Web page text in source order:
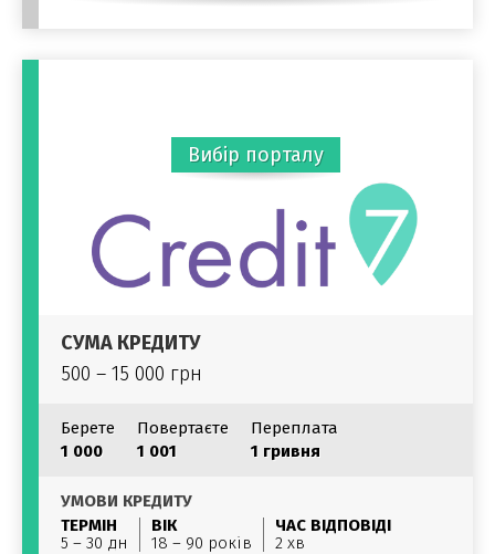
Вибір порталу
СУМА КРЕДИТУ
500 – 15 000 грн
Берете
1 000
Повертаєте
1 001
Переплата
1 гривня
УМОВИ КРЕДИТУ
ТЕРМІН
5 – 30 дн
ВІК
18 – 90 років
ЧАС ВІДПОВІДІ
2 хв